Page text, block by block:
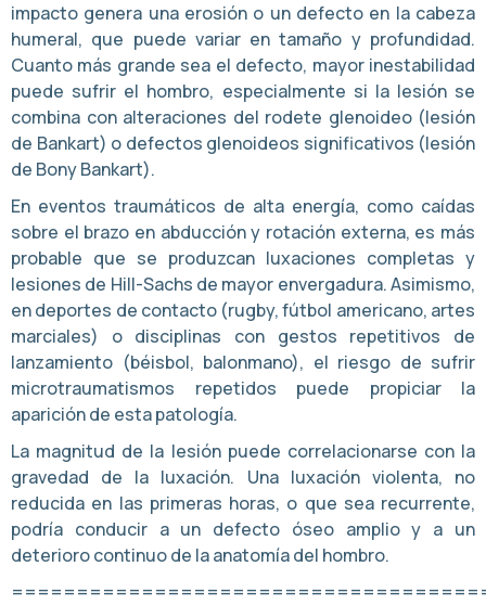
impacto genera una erosión o un defecto en la cabeza
humeral, que puede variar en tamaño y profundidad.
Cuanto más grande sea el defecto, mayor inestabilidad
puede sufrir el hombro, especialmente si la lesión se
combina con alteraciones del rodete glenoideo (lesión
de Bankart) o defectos glenoideos significativos (lesión
de Bony Bankart).
En eventos traumáticos de alta energía, como caídas
sobre el brazo en abducción y rotación externa, es más
probable que se produzcan luxaciones completas y
lesiones de Hill-Sachs de mayor envergadura. Asimismo,
en deportes de contacto (rugby, fútbol americano, artes
marciales) o disciplinas con gestos repetitivos de
lanzamiento (béisbol, balonmano), el riesgo de sufrir
microtraumatismos repetidos puede propiciar la
aparición de esta patología.
La magnitud de la lesión puede correlacionarse con la
gravedad de la luxación. Una luxación violenta, no
reducida en las primeras horas, o que sea recurrente,
podría conducir a un defecto óseo amplio y a un
deterioro continuo de la anatomía del hombro.